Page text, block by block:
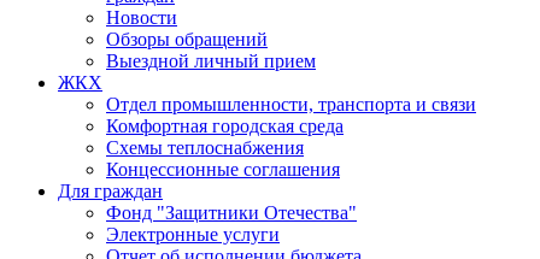
Новости
Обзоры обращений
Выездной личный прием
ЖКХ
Отдел промышленности, транспорта и связи
Комфортная городская среда
Схемы теплоснабжения
Концессионные соглашения
Для граждан
Фонд "Защитники Отечества"
Электронные услуги